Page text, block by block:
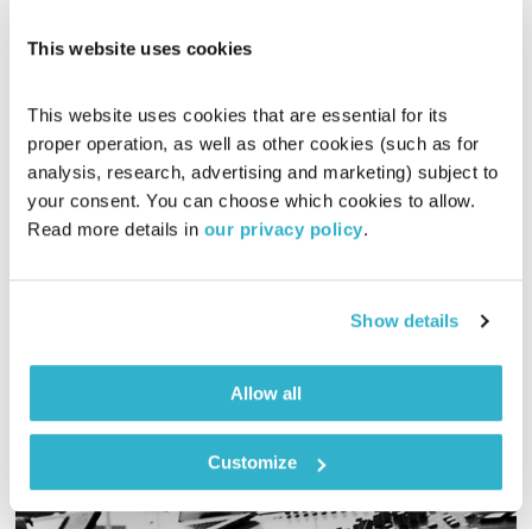
This website uses cookies
This website uses cookies that are essential for its
proper operation, as well as other cookies (such as for
analysis, research, advertising and marketing) subject to
your consent. You can choose which cookies to allow.
Read more details in our privacy policy.
Show details
Allow all
Customize
גבולות – חלק ג'
בדיוק כמו שאני
שי ואורית אור
ועל הקשבה – חלק ג'.
אודיו